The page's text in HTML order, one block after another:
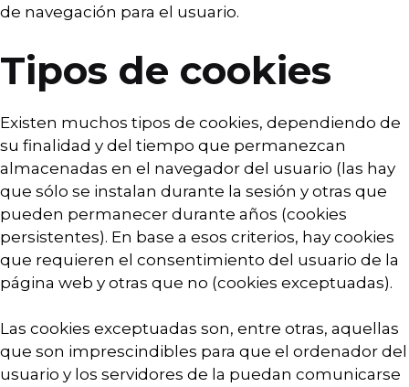
de navegación para el usuario.
Tipos de cookies
Existen muchos tipos de cookies, dependiendo de
su finalidad y del tiempo que permanezcan
almacenadas en el navegador del usuario (las hay
que sólo se instalan durante la sesión y otras que
pueden permanecer durante años (cookies
persistentes). En base a esos criterios, hay cookies
que requieren el consentimiento del usuario de la
página web y otras que no (cookies exceptuadas).
Las cookies exceptuadas son, entre otras, aquellas
que son imprescindibles para que el ordenador del
usuario y los servidores de la puedan comunicarse